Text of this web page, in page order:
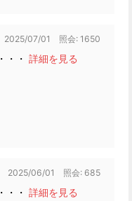
2025/07/01 照会: 1650
・・・ 詳細を見る
2025/06/01 照会: 685
・・・ 詳細を見る